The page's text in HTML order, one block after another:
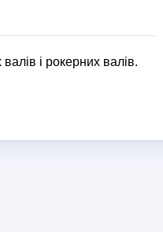
і рокерних валів.